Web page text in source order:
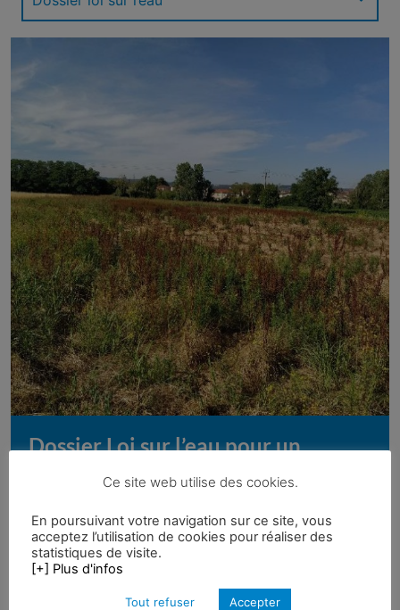
Dossier Loi sur l’eau pour un
bâtiment à usage d’habitation à
Estrablin (38)
en savoir plus
Ce site web utilise des cookies.
En poursuivant votre navigation sur ce site, vous
acceptez l’utilisation de cookies pour réaliser des
statistiques de visite.
[+] Plus d'infos
Tout refuser Accepter